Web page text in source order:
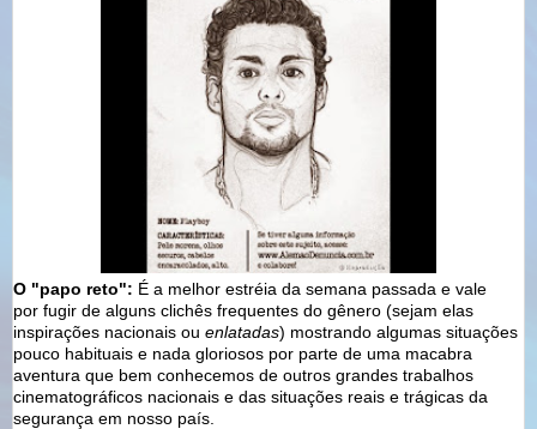
O "papo reto": É a melhor estréia da semana passada e vale
por fugir de alguns clichês frequentes do gênero (sejam elas
inspirações nacionais ou enlatadas) mostrando algumas situações
pouco habituais e nada gloriosos por parte de uma macabra
aventura que bem conhecemos de outros grandes trabalhos
cinematográficos nacionais e das situações reais e trágicas da
segurança em nosso país.